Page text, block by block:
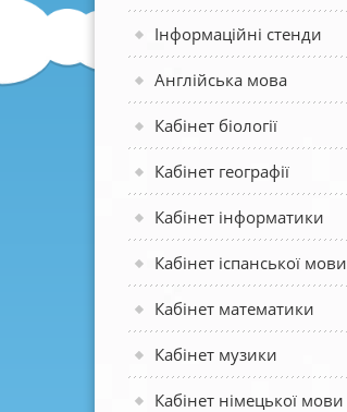
Інформаційні стенди
Англійська мова
Кабінет біології
Кабінет географії
Кабінет інформатики
Кабінет іспанської мови
Кабінет математики
Кабінет музики
Кабінет німецької мови